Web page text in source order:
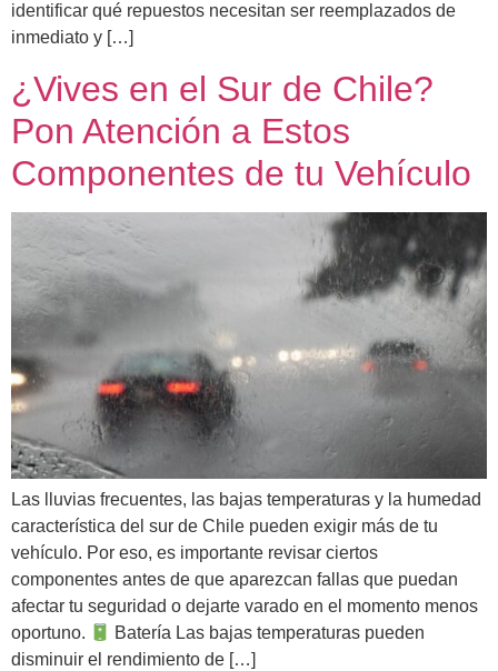
identificar qué repuestos necesitan ser reemplazados de
inmediato y […]
¿Vives en el Sur de Chile?
Pon Atención a Estos
Componentes de tu Vehículo
Las lluvias frecuentes, las bajas temperaturas y la humedad
característica del sur de Chile pueden exigir más de tu
vehículo. Por eso, es importante revisar ciertos
componentes antes de que aparezcan fallas que puedan
afectar tu seguridad o dejarte varado en el momento menos
oportuno.
Batería Las bajas temperaturas pueden
disminuir el rendimiento de […]